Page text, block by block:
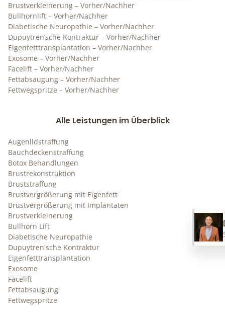
Brustverkleinerung – Vorher/Nachher
Bullhornlift – Vorher/Nachher
Diabetische Neuropathie – Vorher/Nachher
Dupuytren’sche Kontraktur – Vorher/Nachher
Eigenfetttransplantation – Vorher/Nachher
Exosome – Vorher/Nachher
Facelift – Vorher/Nachher
Fettabsaugung – Vorher/Nachher
Fettwegspritze – Vorher/Nachher
Alle Leistungen im Überblick
Augenlidstraffung
Bauchdeckenstraffung
Botox Behandlungen
Brustrekonstruktion
Bruststraffung
Brustvergrößerung mit Eigenfett
Brustvergrößerung mit Implantaten
Brustverkleinerung
Bullhorn Lift
Diabetische Neuropathie
Dupuytren'sche Kontraktur
Eigenfetttransplantation
Exosome
Facelift
Fettabsaugung
Fettwegspritze